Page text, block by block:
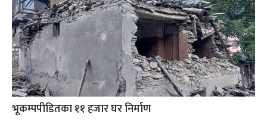
भूकम्पपीडितका ११ हजार घर निर्माण